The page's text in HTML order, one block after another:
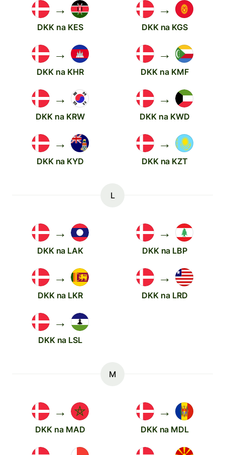
→
DKK na KES
→
DKK na KGS
→
DKK na KHR
→
DKK na KMF
→
DKK na KRW
→
DKK na KWD
→
DKK na KYD
→
DKK na KZT
L
→
DKK na LAK
→
DKK na LBP
→
DKK na LKR
→
DKK na LRD
→
DKK na LSL
M
→
DKK na MAD
→
DKK na MDL